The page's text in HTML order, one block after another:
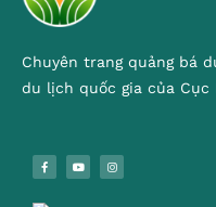
Chuyên trang quảng bá
du lịch quốc gia của Cục